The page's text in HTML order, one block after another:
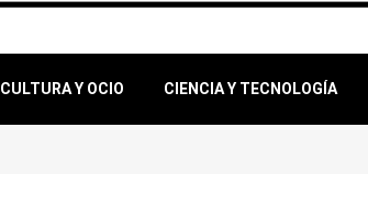
CULTURA Y OCIO CIENCIA Y TECNOLOGÍA